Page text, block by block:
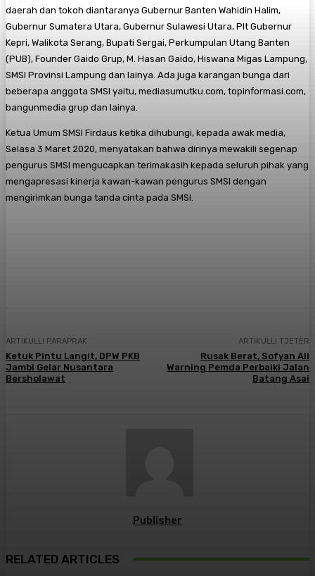
daerah dan tokoh diantaranya Gubernur Banten Wahidin Halim,
Gubernur Sumatera Utara, Gubernur Sulawesi Utara, Plt Gubernur
Kepri, Walikota Serang, Bupati Sergai, Perkumpulan Utang Banten
(PUB), Founder Gaido Grup, M. Hasan Gaido, Hiswana Migas Lampung,
SMSI Provinsi Lampung dan lainya. Ada juga karangan bunga dari
beberapa anggota SMSI yaitu, mediasumutku.com, topinformasi.com,
bangunmedia grup dan lainya.
Ketua Umum SMSI Firdaus ketika dihubungi, kepada awak media,
Selasa 3 Maret 2020, menyatakan bahwa dirinya mewakili segenap
pengurus SMSI mengucapkan terimakasih kepada seluruh pihak yang
mengapresasi kinerja kawan-kawan pengurus SMSI dengan
mengirimkan bunga tanda cinta pada SMSI.
ARTIKULLI PARAPRAK
Ketuk Pintu Langit, DPW PKB
Jambi Gelar Nusantara
Bersholawat
ARTIKULLI TJETËR
Rusak Berat, Sofyan Ali
Warning Pemda Perbaiki Jalan
Batang Asai
Publisher
RELATED ARTICLES